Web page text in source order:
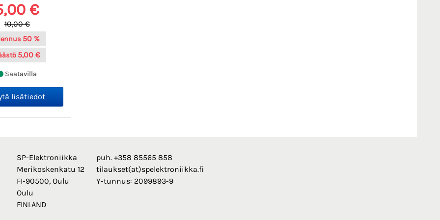
€
10,00 €
50 %
5,00 €
Saatavilla
SP-Elektroniikka
Merikoskenkatu 12
FI-90500, Oulu
Oulu
FINLAND
puh. +358 85565 858
tilaukset(at)spelektroniikka.fi
Y-tunnus: 2099893-9